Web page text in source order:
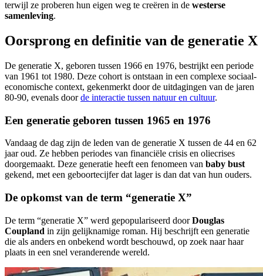
terwijl ze proberen hun eigen weg te creëren in de westerse
samenleving.
Oorsprong en definitie van de generatie X
De generatie X, geboren tussen 1966 en 1976, bestrijkt een periode
van 1961 tot 1980. Deze cohort is ontstaan in een complexe sociaal-
economische context, gekenmerkt door de uitdagingen van de jaren
80-90, evenals doorde interactie tussen natuur en cultuur.
Een generatie geboren tussen 1965 en 1976
Vandaag de dag zijn de leden van de generatie X tussen de 44 en 62
jaar oud. Ze hebben periodes van financiële crisis en oliecrises
doorgemaakt. Deze generatie heeft een fenomeen van baby bust
gekend, met een geboortecijfer dat lager is dan dat van hun ouders.
De opkomst van de term “generatie X”
De term “generatie X” werd gepopulariseerd doorDouglas
Coupland in zijn gelijknamige roman. Hij beschrijft een generatie
die als anders en onbekend wordt beschouwd, op zoek naar haar
plaats in een snel veranderende wereld.